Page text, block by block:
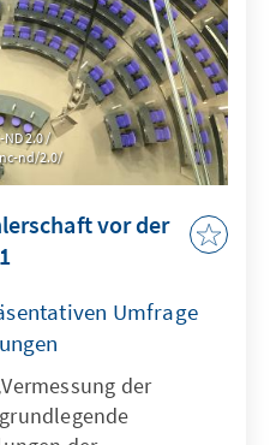
ND 2.0 /
nd/2.0/
vor der
Umfrage
der